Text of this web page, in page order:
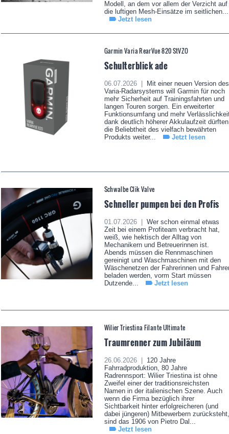
Modell, an dem vor allem der Verzicht auf
die luftigen Mesh-Einsätze im seitlichen...
Jetzt lesen
Garmin Varia RearVue 820 StVZO
Schulterblick ade
06.07.2026 |
Mit einer neuen Version des
Varia-Radarsystems will Garmin für noch
mehr Sicherheit auf Trainingsfahrten und
langen Touren sorgen. Ein erweiterter
Funktionsumfang und mehr
dank deutlich höherer Akkulaufzeit dürften
die Beliebtheit des vielfach bewährten
Produkts weiter...
Jetzt lesen
Schwalbe Clik Valve
Schneller pumpen bei den Profis
01.07.2026 |
Wer schon einmal etwas
Zeit bei einem Profiteam verbracht hat,
weiß, wie hektisch der Alltag von
Mechanikern und Betreuerinnen ist.
Abends müssen die Rennmaschinen
gereinigt und Waschmaschinen mit den
Wäschenetzen der Fahrerinnen und
beladen werden, vorm Start müssen
Dutzende...
Jetzt lesen
Wilier Triestina Filante Ultimate
Traumrenner zum Jubiläum
26.06.2026 |
120 Jahre
Fahrradproduktion, 80 Jahre
Radrennsport: Wilier Triestina ist ohne
Zweifel einer der traditionsreichsten
Namen in der italienischen Szene. Auch
wenn die Firma bezüglich ihrer
Sichtbarkeit hinter erfolgreicheren (und
dabei jüngeren) Mitbewerbern zurücksteht,
sind das 1906 von Pietro Dal...
Jetzt lesen